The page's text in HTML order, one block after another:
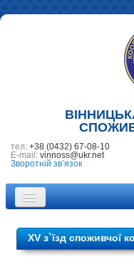
тел: +38 (0432) 67-08-10
E-mail: vinnoss@ukr.net
Зворотній зв’язок
НОВИНИ
XV з`їзд споживчої